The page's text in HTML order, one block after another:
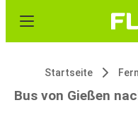
Startseite
Bus von Gießen